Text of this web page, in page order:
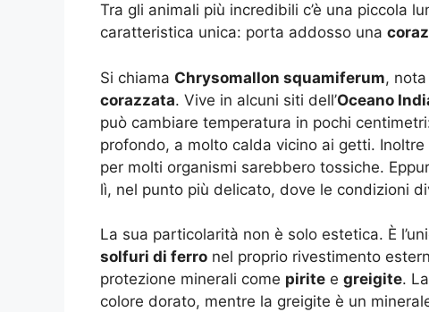
Tra gli animali più incredibili c’è una piccola
caratteristica unica: porta addosso una
Si chiama Chrysomallon squamiferum,
corazzata. Vive in alcuni siti dell’Oceano
può cambiare temperatura in pochi
profondo, a molto calda vicino ai getti.
per molti organismi sarebbero tossiche.
lì, nel punto più delicato, dove le condizioni
La sua particolarità non è solo estetica. È
solfuri di ferro nel proprio rivestimento
protezione minerali come pirite e greigite.
colore dorato, mentre la greigite è un